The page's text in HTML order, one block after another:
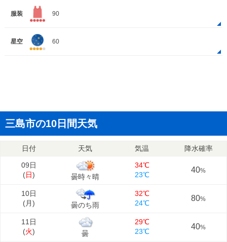
服装 90
星空 60
三島市の10日間天気
日付 天気 気温 降水確率
09日
(日) 曇時々晴
34℃
23℃
40%
10日
(月) 曇のち雨
32℃
24℃
80%
11日
(火) 曇
29℃
23℃
40%